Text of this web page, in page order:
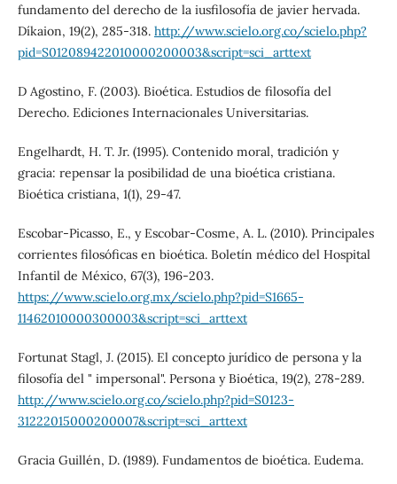
fundamento del derecho de la iusfilosofía de javier hervada.
Díkaion, 19(2), 285-318. http://www.scielo.org.co/scielo.php?
pid=S012089422010000200003&script=sci_arttext
D Agostino, F. (2003). Bioética. Estudios de filosofía del
Derecho. Ediciones Internacionales Universitarias.
Engelhardt, H. T. Jr. (1995). Contenido moral, tradición y
gracia: repensar la posibilidad de una bioética cristiana.
Bioética cristiana, 1(1), 29-47.
Escobar-Picasso, E., y Escobar-Cosme, A. L. (2010). Principales
corrientes filosóficas en bioética. Boletín médico del Hospital
Infantil de México, 67(3), 196-203.
https://www.scielo.org.mx/scielo.php?pid=S1665-
11462010000300003&script=sci_arttext
Fortunat Stagl, J. (2015). El concepto jurídico de persona y la
filosofía del " impersonal". Persona y Bioética, 19(2), 278-289.
http://www.scielo.org.co/scielo.php?pid=S0123-
31222015000200007&script=sci_arttext
Gracia Guillén, D. (1989). Fundamentos de bioética. Eudema.